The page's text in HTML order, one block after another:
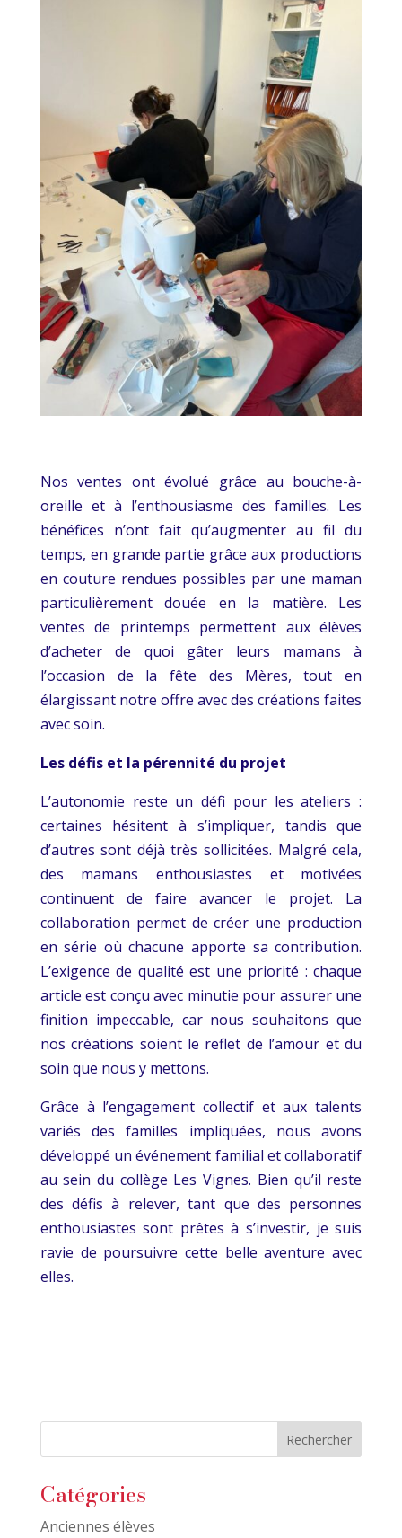
Nos ventes ont évolué grâce au bouche-à-
oreille et à l’enthousiasme des familles. Les
bénéfices n’ont fait qu’augmenter au fil du
temps, en grande partie grâce aux productions
en couture rendues possibles par une maman
particulièrement douée en la matière. Les
ventes de printemps permettent aux élèves
d’acheter de quoi gâter leurs mamans à
l’occasion de la fête des Mères, tout en
élargissant notre offre avec des créations faites
avec soin.
Les défis et la pérennité du projet
L’autonomie reste un défi pour les ateliers :
certaines hésitent à s’impliquer, tandis que
d’autres sont déjà très sollicitées. Malgré cela,
des mamans enthousiastes et motivées
continuent de faire avancer le projet. La
collaboration permet de créer une production
en série où chacune apporte sa contribution.
L’exigence de qualité est une priorité : chaque
article est conçu avec minutie pour assurer une
finition impeccable, car nous souhaitons que
nos créations soient le reflet de l’amour et du
soin que nous y mettons.
Grâce à l’engagement collectif et aux talents
variés des familles impliquées, nous avons
développé un événement familial et collaboratif
au sein du collège Les Vignes. Bien qu’il reste
des défis à relever, tant que des personnes
enthousiastes sont prêtes à s’investir, je suis
ravie de poursuivre cette belle aventure avec
elles.
Catégories
Anciennes élèves